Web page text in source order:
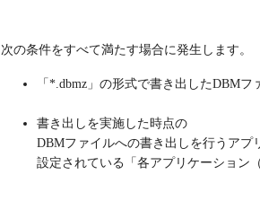
次の条件をすべて満たす場合に発生します。
「*.dbmz」の形式で書き出したDBMフ
書き出しを実施した時点の
DBMファイルへの書き出しを行うア
設定されている「各アプリケーション